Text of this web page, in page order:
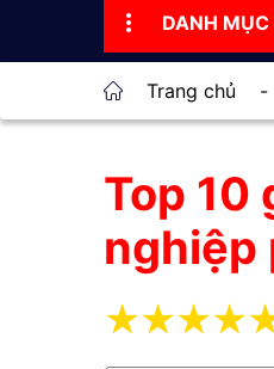
DANH
Trang chủ -
Top 10
nghiệp
☆
☆
☆
☆